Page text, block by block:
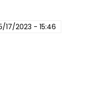
17/2023 - 15:46